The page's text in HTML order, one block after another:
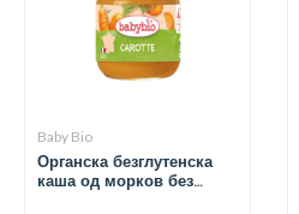
Baby Bio
Органска безглутенска
каша од морков без